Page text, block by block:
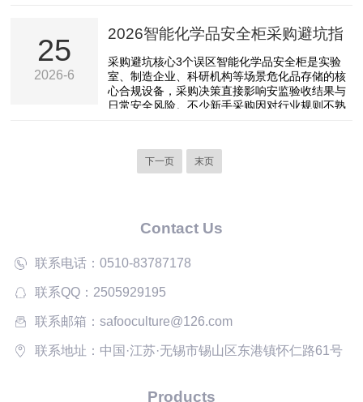
装备有限公司（SAFOO）**凭借其在实验室安全
规、环境、健康、安全、智能”为产品理念，打造
了一系列智能化学品组合柜，为实验室危化品存
储提供了专业的一站式解决方案。专业底蕴：
从“制”到...
25
2026-6
2026智能化学品安全柜采购避坑指
南
采购避坑核心3个误区智能化学品安全柜是实验
室、制造企业、科研机构等场景危化品存储的核
心合规设备，采购决策直接影响安监验收结果与
日常安全风险。不少新手采购因对行业规则不熟
最常见的3类误区。误区1：只看低价忽略合规资
质危化品存储设备属于安监重点监管品类，国家
远高于采购差价。...
下一页 末页
Contact Us
联系电话：0510-83787178
联系QQ：2505929195
联系邮箱：safooculture@126.com
联系地址：中国·江苏·无锡市锡山区东港镇怀仁路61号
Products